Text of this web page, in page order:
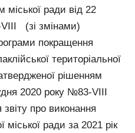
міської ради від 22
(зі змінами)
покращення
територіальної
рішенням
2020 року №83-VIII
про виконання
міської ради за 2021 рік